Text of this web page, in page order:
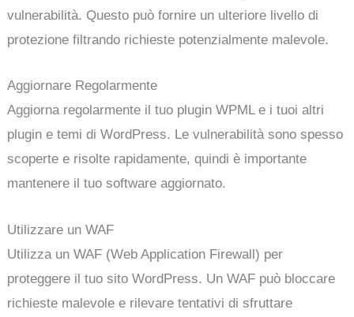
vulnerabilità. Questo può fornire un ulteriore livello di
protezione filtrando richieste potenzialmente malevole.
Aggiornare Regolarmente
Aggiorna regolarmente il tuo plugin WPML e i tuoi altri
plugin e temi di WordPress. Le vulnerabilità sono spesso
scoperte e risolte rapidamente, quindi è importante
mantenere il tuo software aggiornato.
Utilizzare un WAF
Utilizza un WAF (Web Application Firewall) per
proteggere il tuo sito WordPress. Un WAF può bloccare
richieste malevole e rilevare tentativi di sfruttare